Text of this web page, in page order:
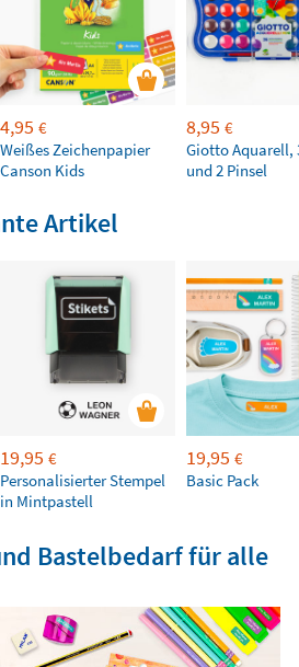
4,95 €
Weißes Zeichenpapier
Canson Kids
8,95 €
Giotto Aquarell,
und 2 Pinsel
Artikel
19,95 €
Personalisierter Stempel
in Mintpastell
19,95 €
Basic Pack
Bastelbedarf für alle